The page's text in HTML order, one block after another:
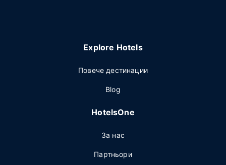
Explore Hotels
Повече дестинации
Blog
HotelsOne
За нас
Партньори